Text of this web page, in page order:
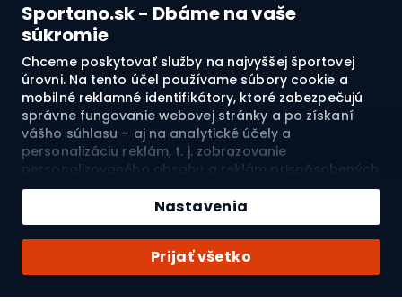
Sportano.sk - Dbáme na vaše
súkromie
Chceme poskytovať služby na najvyššej športovej
úrovni. Na tento účel používame súbory cookie a
mobilné reklamné identifikátory, ktoré zabezpečujú
správne fungovanie webovej stránky a po získaní
vášho súhlasu – aj na analytické účely a
personalizáciu reklám, t. j. zobrazovanie
personalizovaného obsahu a reklám prispôsobených
vašim záujmom a meranie ich účinnosti. Súbory
cookie a mobilné reklamné identifikátory môžu byť
použité ako na personalizované, tak aj na
nepersonalizované reklamné aktivity – v závislosti od
vášho súhlasu. Ak kliknete na „Prijmúť všetko“,
vyjadríte súhlas so spracovaním vašich osobných
údajov spoločnosťou SPORTANO.COM Sp. z o.o. a jej
Prijať všetko
Nastavenia
Služby zákazníkom
Právne informácie
O nás
Pozrite si naše recenzie
4.7
Doprava do: SK